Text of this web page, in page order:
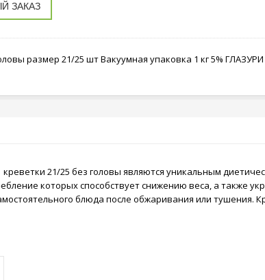
ЗАКАЗ
размер 21/25 шт Вакуумная упаковка 1 кг 5% ГЛАЗУРИ
21/25 без головы являются уникальным
которых способствует снижению веса, а также
блюда после обжаривания или тушения.